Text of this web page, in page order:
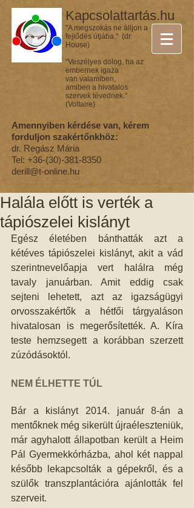
Kapcsolattartás.hu
"A megszokás ne álljon a
fejlődés útjába." (dr.
House)
"Veszélyes dolog, ha az
embernek igaza
van valamiben,
amiben a hivatalos
szervek tévednek."
(Voltaire)
Amennyiben kérdése van, kérem
forduljon szakértőnkhöz:
dr. Regász Mária
Tel: +36-(30)-381-8350
derill@t-online.hu
Halála előtt is verték a
tápiószelei kislányt
Egész életében bánthatták azt a
kétéves tápiószelei kislányt, akit a vád
szerintnevelőapja vert halálra még
tavaly januárban. Amit eddig csak
sejteni lehetett, azt az igazságügyi
orvosszakértők a hétfői tárgyaláson
hivatalosan is megerősítették. A. Kíra
teste hemzsegett a korábban szerzett
zúzódásoktól.
NEM ÉLHETTE TÚL
Bár a kislányt 2014. január 8-án a
mentőknek még sikerült újraéleszteniük,
már agyhalott állapotban került a Heim
Pál Gyermekkórházba, ahol két nappal
később lekapcsolták a gépekről, és a
szülők transzplantációra ajánlották fel
szerveit.